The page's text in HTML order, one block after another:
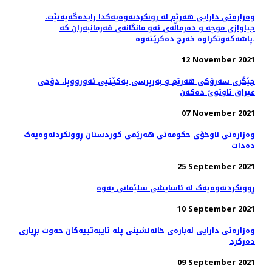
وەزارەتی دارایی هەرێم لە رونکردنەوەیەکدا رایدەگەیەنێت،
جیاوازی موچە و دەرماڵەی ئەو مانگانەی فەرمانبەران کە
پاشەکەوتکراوە خەرج دەکرێتەوە.
12 November 2021
جێگری سەرۆکی هەرێم و بەرپرسی یەکێتیی ئەورووپا، دۆخى
عيراق تاوتوێ ده‌كه‌ن
07 November 2021
وەزارەتی ناوخۆی حکومەتی هەرێمی کوردستان ڕوونکردنەوەیەک
دەدات
25 September 2021
ڕوونکردنەوەیەک لە ئاسایشی سلێمانی یەوە
10 September 2021
وەزارەتی دارایی لەبارەی خانەنشینی پلە تایبەتییەکان حەوت بڕیاری
دەرکرد
09 September 2021